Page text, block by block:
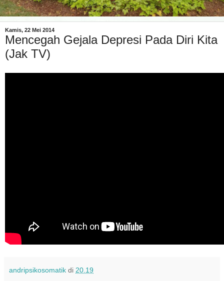
Kamis, 22 Mei 2014
Mencegah Gejala Depresi Pada Diri Kita
(Jak TV)
andripsikosomatik di 20.19